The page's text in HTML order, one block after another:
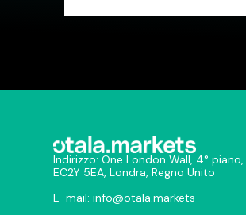
Indirizzo: One London Wall, 4° piano,
EC2Y 5EA, Londra, Regno Unito
E-mail:info@otala.markets